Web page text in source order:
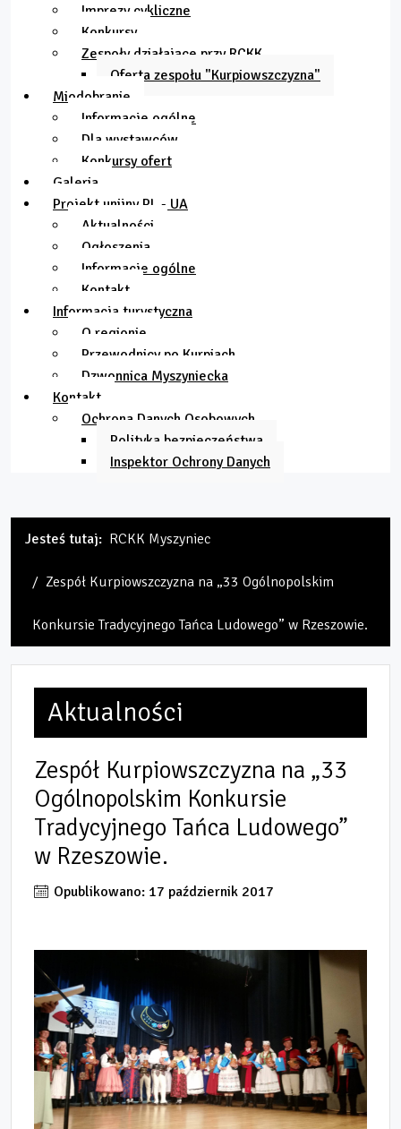
Imprezy cykliczne
Konkursy
Zespoły działające przy RCKK
Oferta zespołu "Kurpiowszczyzna"
Miodobranie
Informacje ogólne
Dla wystawców
Konkursy ofert
Galeria
Projekt unijny PL - UA
Aktualności
Ogłoszenia
Informacje ogólne
Kontakt
Informacja turystyczna
O regionie
Przewodnicy po Kurpiach
Dzwonnica Myszyniecka
Kontakt
Ochrona Danych Osobowych
Polityka bezpieczeństwa
Inspektor Ochrony Danych
Jesteś tutaj: RCKK Myszyniec
Zespół Kurpiowszczyzna na „33 Ogólnopolskim
Konkursie Tradycyjnego Tańca Ludowego” w Rzeszowie.
Aktualności
Zespół Kurpiowszczyzna na „33
Ogólnopolskim Konkursie
Tradycyjnego Tańca Ludowego”
w Rzeszowie.
Opublikowano: 17 październik 2017